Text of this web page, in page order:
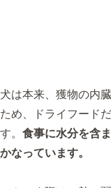
犬は本来、獲物の内
ため、ドライフード
す。 食事に水分を含
かなっています。